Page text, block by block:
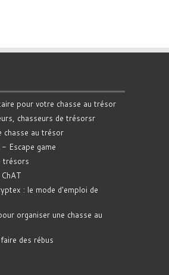
pour votre chasse au trésor
chasseurs de trésorsr
chasse au trésor
Escape game
trésors
: le mode d'emploi de
organiser une chasse au
des rébus